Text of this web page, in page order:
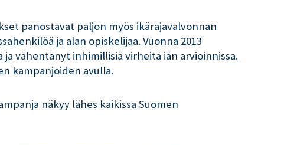
panostavat paljon myös ikärajavalvonnan
ja alan opiskelijaa. Vuonna 2013
vähentänyt inhimillisiä virheitä iän arvioinnissa.
kampanjoiden avulla.
näkyy lähes kaikissa Suomen